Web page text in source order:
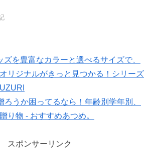
を豊富なカラーと選べるサイズで、
リジナルがきっと見つかる！シリーズ
ろうか困ってるなら！年齢別学年別、
り物 - おすすめあつめ。
スポンサーリンク